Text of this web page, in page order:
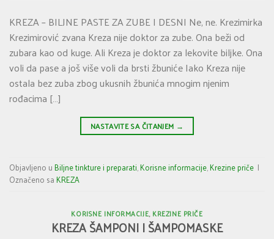
KREZA – BILJNE PASTE ZA ZUBE I DESNI Ne, ne. Krezimirka
Krezimirović zvana Kreza nije doktor za zube. Ona beži od
zubara kao od kuge. Ali Kreza je doktor za lekovite biljke. Ona
voli da pase a još više voli da brsti žbuniće Iako Kreza nije
ostala bez zuba zbog ukusnih žbunića mnogim njenim
rođacima […]
NASTAVITE SA ČITANJEM →
Objavljeno uBiljne tinkture i preparati,Korisne informacije,Krezine priče |
Označeno saKREZA
KORISNE INFORMACIJE, KREZINE PRIČE
KREZA ŠAMPONI I ŠAMPOMASKE